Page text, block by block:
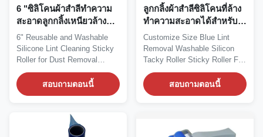
6 "ซิลิโคนผ้าสำลีทำความ
สะอาดลูกกลิ้งเหนียวล้าง
ทำความสะอาดได้สำหรับ
การกำจัดฝุ่น
6" Reusable and Washable
Silicone Lint Cleaning Sticky
Roller for Dust Removal
Features: *...
สอบถามตอนนี้
ลูกกลิ้งผ้าสำลีซิลิโคนที่ล้าง
ทำความสะอาดได้สำหรับ
เครื่อง PCB SMT
Customize Size Blue Lint
Removal Washable Silicon
Tacky Roller Sticky Roller For
PCB SMT Machine...
สอบถามตอนนี้